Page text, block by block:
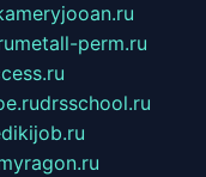
metall-perm.ru
drsschool.ru